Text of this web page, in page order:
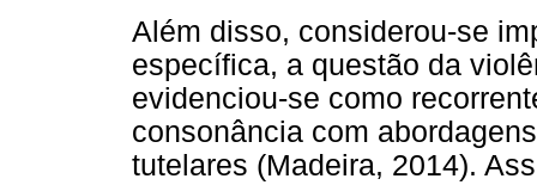
Além disso, considerou-se
específica, a questão da
evidenciou-se como
consonância com
tutelares (Madeira, 2014).